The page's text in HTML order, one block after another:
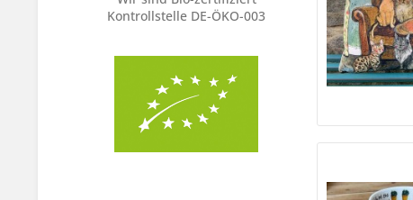
Kontrollstelle DE-ÖKO-003